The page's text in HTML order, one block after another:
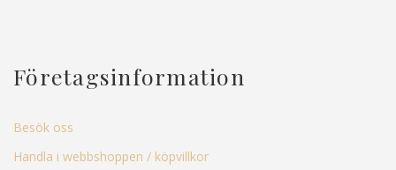
Företagsinformation
Besök oss
Handla i webbshoppen / köpvillkor